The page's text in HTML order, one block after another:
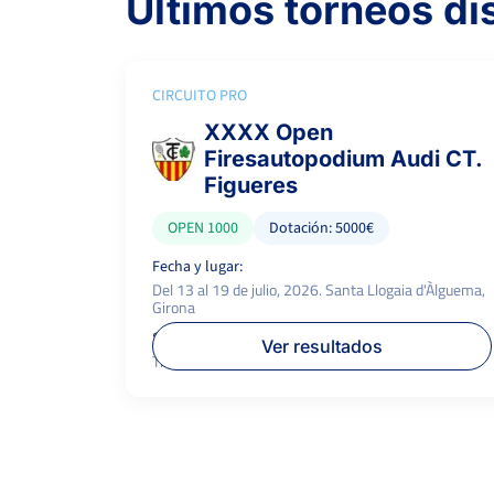
Últimos torneos
CIRCUITO PRO
XXXX Open
Firesautopodium Audi CT.
Figueres
OPEN 1000
Dotación: 5000€
Fecha y lugar:
Del 13 al 19 de julio, 2026. Santa Llogaia d'Àlguema,
Girona
Superficie:
Tierra
P.campeón:
1.000 €
Ver resultados